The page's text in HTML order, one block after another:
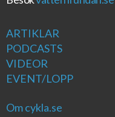
ARTIKLAR
PODCASTS
VIDEOR
EVENT/LOPP
Om cykla.se